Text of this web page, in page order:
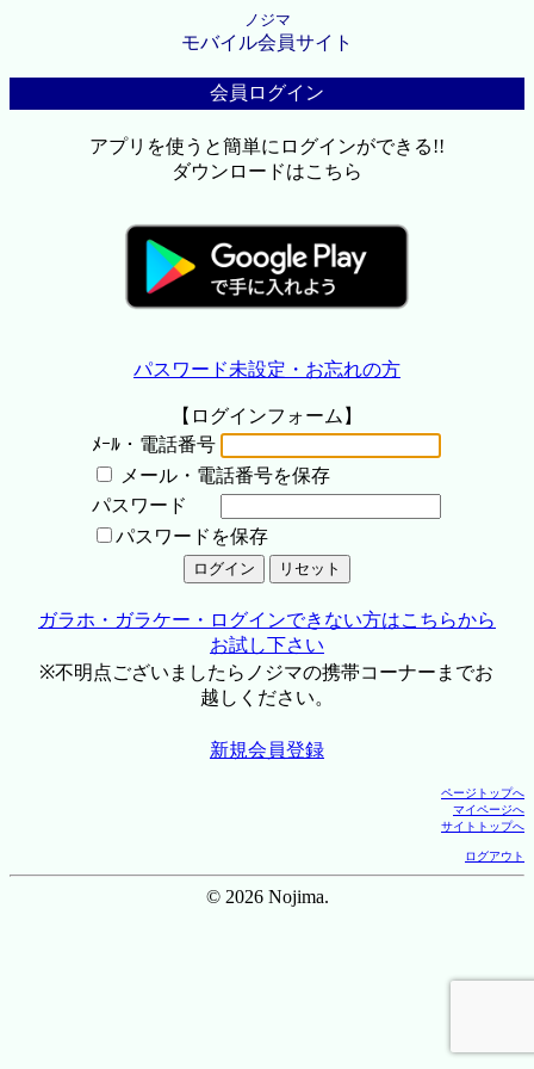
ノジマ
モバイル会員サイト
会員ログイン
アプリを使うと簡単にログインができる!!
ダウンロードはこちら
パスワード未設定・お忘れの方
【ログインフォーム】
ﾒｰﾙ・電話番号
メール・電話番号を保存
パスワード
パスワードを保存
ガラホ・ガラケー・ログインできない方はこちらから
お試し下さい
※不明点ございましたらノジマの携帯コーナーまでお
越しください。
新規会員登録
ページトップへ
マイページへ
サイトトップへ
ログアウト
© 2026 Nojima.